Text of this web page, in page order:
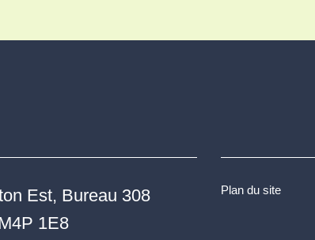
Est, Bureau 308
1E8
Plan du site